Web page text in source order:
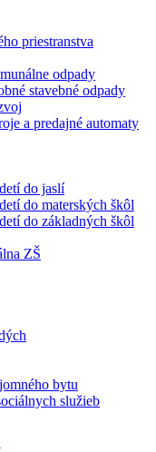
priestranstva
odpady
stavebné odpady
a predajné automaty
do jaslí
do materských škôl
do základných škôl
ZŠ
bytu
služieb